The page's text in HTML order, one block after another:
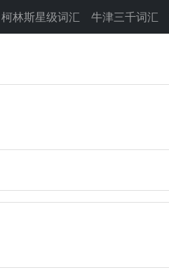
柯林斯星级词汇 牛津三千词汇